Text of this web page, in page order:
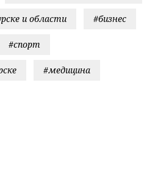
и области #бизнес
#спорт
#медицина